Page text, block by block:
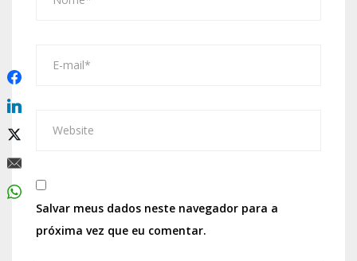
Salvar meus dados neste navegador para a
próxima vez que eu comentar.